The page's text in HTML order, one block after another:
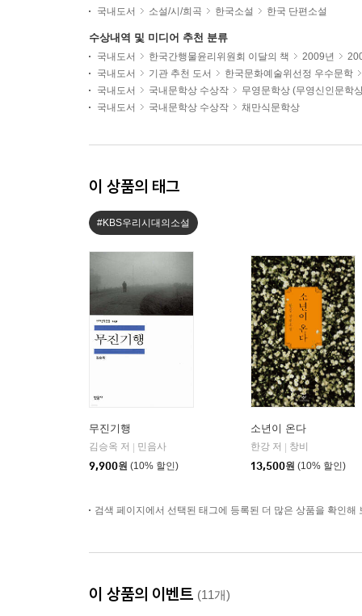
국내도서 소설/시/희곡 한국소설 한국 단편소설
수상내역 및 미디어 추천 분류
국내도서 한국간행물윤리위원회 이달의 책 2009년
국내도서
기관 추천 도서
한국문화예술위선정 우수문학
국내도서
국내문학상 수상작
무영문학상 (무영신인문학
국내도서
국내문학상 수상작 채만식문학상
이 상품의 태그
#KBS우리시대의소설
무진기행
김승옥 저
민음사
9,900원 (10% 할인)
소년이 온다
한강 저
창비
13,500원 (10% 할인)
검색 페이지에서 선택된 태그에 등록된 더 많은 상품을 확인해
이 상품의 이벤트 (11개)